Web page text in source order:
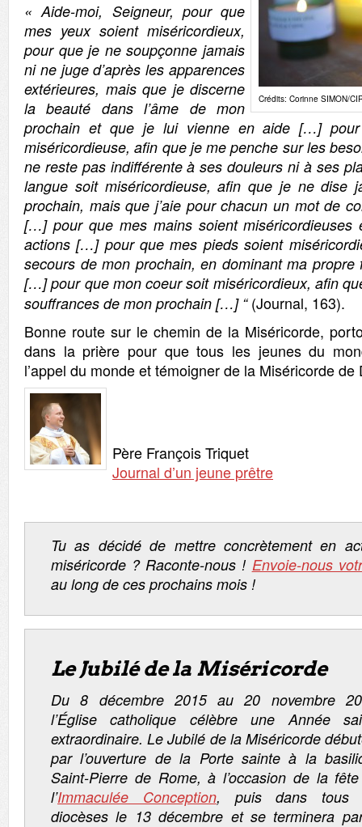
Crédits: Corinne SIMON/
« Aide-moi, Seigneur, pour que
mes yeux soient miséricordieux,
pour que je ne soupçonne jamais
ni ne juge d’après les apparences
extérieures, mais que je discerne
la beauté dans l’âme de mon
prochain et que je lui vienne en aide […]
miséricordieuse, afin que je me penche sur les
ne reste pas indifférente à ses douleurs ni à ses
langue soit miséricordieuse, afin que je ne dise
prochain, mais que j’aie pour chacun un mot de
[…] pour que mes mains soient miséricordieuses
actions […] pour que mes pieds soient
secours de mon prochain, en dominant ma
[…] pour que mon coeur soit miséricordieux, afin
souffrances de mon prochain […] “(Journal, 163).
Bonne route sur le chemin de la Miséricorde,
dans la prière pour que tous les jeunes du
l’appel du monde et témoigner de la Miséricorde
Père François Triquet
Journal d’un jeune prêtre
Tu as décidé de mettre concrètement en
miséricorde ? Raconte-nous ! Envoie-nous
au long de ces prochains mois !
Le Jubilé de la Miséricorde
Du 8 décembre 2015 au 20 novembre
l’Église catholique célèbre une Année
extraordinaire. Le Jubilé de la Miséricorde
par l’ouverture de la Porte sainte à la
Saint-Pierre de Rome, à l’occasion de la
l’Immaculée Conception, puis dans tous
diocèses le 13 décembre et se terminera